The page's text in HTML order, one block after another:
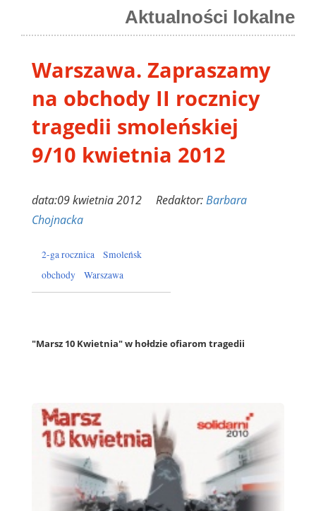
Aktualności lokalne
Warszawa. Zapraszamy
na obchody II rocznicy
tragedii smoleńskiej
9/10 kwietnia 2012
data:09 kwietnia 2012 Redaktor:Barbara
Chojnacka
2-ga rocznica
Smoleńsk
obchody
Warszawa
"Marsz 10 Kwietnia"w hołdzie ofiarom tragedii